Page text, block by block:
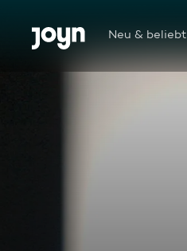
Zum Inhalt springen
Barrierefrei Neu & beliebt